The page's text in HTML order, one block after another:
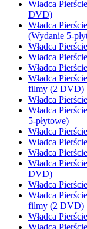
Władca
DVD)
Władca
(Wydanie 5-
Władca
Władca
Władca
Władca
filmy (2 DVD)
Władca
Władca
5-płytowe)
Władca
Władca
Władca
Władca
DVD)
Władca
Władca
filmy (2 DVD)
Władca
Władca